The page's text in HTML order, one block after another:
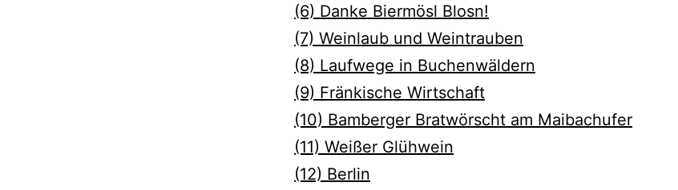
(6) Danke Biermösl Blosn!
(7) Weinlaub und Weintrauben
(8) Laufwege in Buchenwäldern
(9) Fränkische Wirtschaft
(10) Bamberger Bratwörscht am Maibachufer
(11) Weißer Glühwein
(12) Berlin